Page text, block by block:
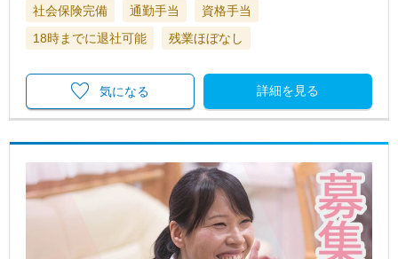
社会保険完備 通勤手当
資格手当
18時までに退社可能
残業ほぼなし
詳細を見る
気になる